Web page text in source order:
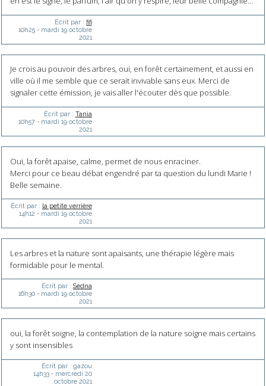
Écrit par : fifi
10h25- mardi 19 octobre
2021
Je crois au pouvoir des arbres, oui, en forêt certainement, et aussi en
ville où il me semble que ce serait invivable sans eux. Merci de
signaler cette émission, je vais aller l'écouter dès que possible.
Écrit par : Tania
10h57- mardi 19 octobre
2021
Oui, la forêt apaise, calme, permet de nous enraciner.
Merci pour ce beau débat engendré par ta question du lundi Marie !
Belle semaine.
Écrit par : la petite verrière
14h12 - mardi 19 octobre
2021
Les arbres et la nature sont apaisants, une thérapie légère mais
formidable pour le mental.
Écrit par : Sedna
16h30- mardi 19 octobre
2021
oui, la forêt soigne, la contemplation de la nature soigne mais certains
y sont insensibles
Écrit par : gazou
14h33- mercredi 20
octobre 2021